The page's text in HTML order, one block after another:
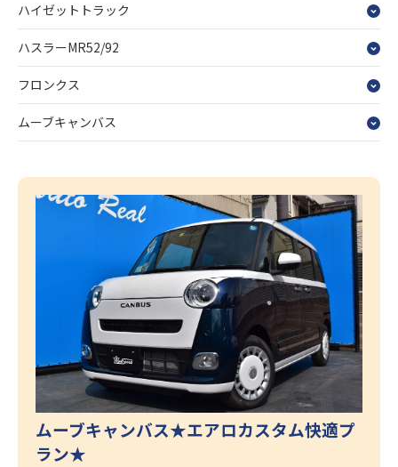
ハイゼットトラック
ハスラーMR52/92
フロンクス
ムーブキャンバス
ムーブキャンバス★エアロカスタム快適プ
ラン★